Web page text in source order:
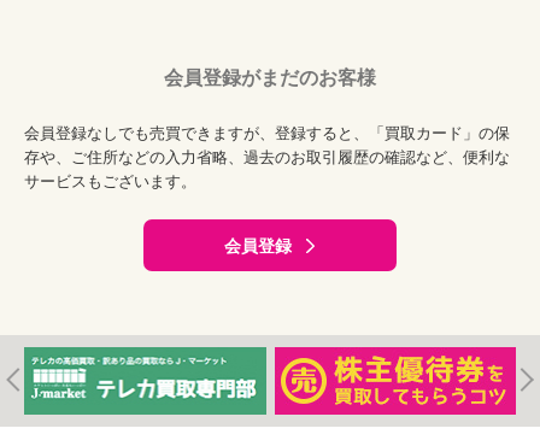
会員登録がまだのお客様
会員登録なしでも売買できますが、登録すると、「買取カード」の保
存や、ご住所などの入力省略、過去のお取引履歴の確認など、便利な
サービスもございます。
会員登録